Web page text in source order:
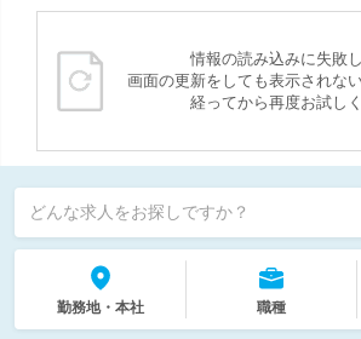
情報の読み込みに失敗し
画面の更新をしても表示されな
経ってから再度お試しく
どんな求人をお探しですか？
勤務地・本社 職種